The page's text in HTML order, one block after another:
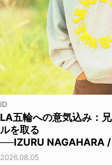
ID
LA五輪への意気込み：
ルを取る
──IZURU NAGAHARA /
2026.08.05